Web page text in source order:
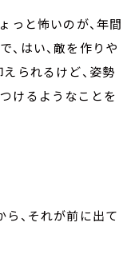
っと怖いのが、年間
はい、敵を作りや
られるけど、姿勢
けるようなことを
ら、それが前に出て